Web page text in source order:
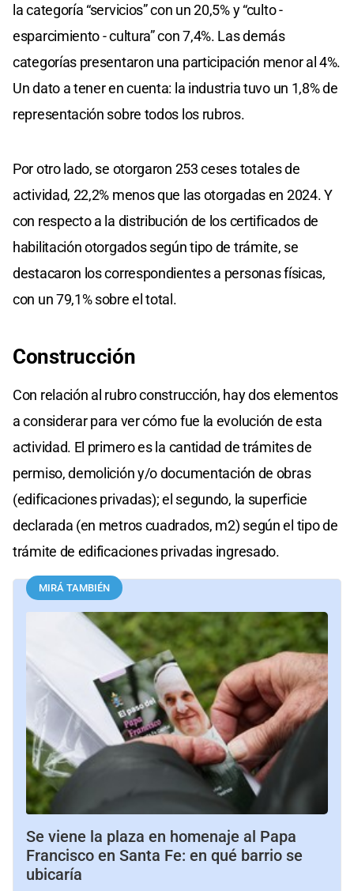
la categoría “servicios” con un 20,5% y “culto -
esparcimiento - cultura” con 7,4%. Las demás
categorías presentaron una participación menor al 4%.
Un dato a tener en cuenta: la industria tuvo un 1,8% de
representación sobre todos los rubros.
Por otro lado, se otorgaron 253 ceses totales de
actividad, 22,2% menos que las otorgadas en 2024. Y
con respecto a la distribución de los certificados de
habilitación otorgados según tipo de trámite, se
destacaron los correspondientes a personas físicas,
con un 79,1% sobre el total.
Construcción
Con relación al rubro construcción, hay dos elementos
a considerar para ver cómo fue la evolución de esta
actividad. El primero es la cantidad de trámites de
permiso, demolición y/o documentación de obras
(edificaciones privadas); el segundo, la superficie
declarada (en metros cuadrados, m2) según el tipo de
trámite de edificaciones privadas ingresado.
MIRÁ TAMBIÉN
Se viene la plaza en homenaje al Papa
Francisco en Santa Fe: en qué barrio se
ubicaría